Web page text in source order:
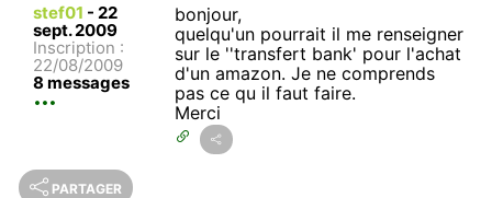
stef01 - 22
sept. 2009
Inscription :
22/08/2009
8 messages
bonjour,
quelqu'un pourrait il me renseigner
sur le ''transfert bank' pour l'achat
d'un amazon. Je ne comprends
pas ce qu il faut faire.
Merci
PARTAGER